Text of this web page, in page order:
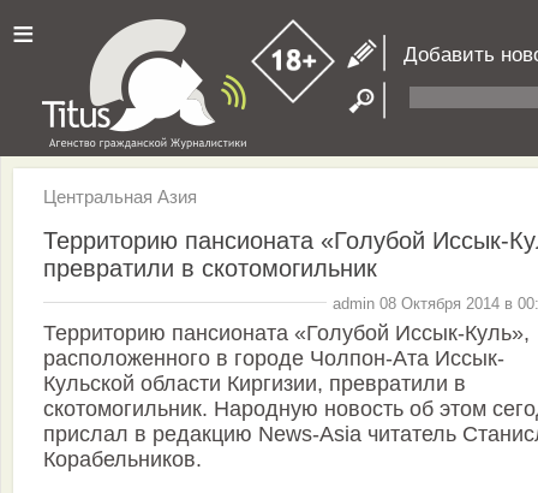
≡ Добавить
Центральная Азия
Территорию пансионата «Голубой Иссык-
превратили в скотомогильник
admin 08 Октября 2014 в
Территорию пансионата «Голубой Иссык-Куль»,
расположенного в городе Чолпон-Ата Иссык-
Кульской области Киргизии, превратили в
скотомогильник. Народную новость об этом
прислал в редакцию News-Asia читатель
Корабельников.